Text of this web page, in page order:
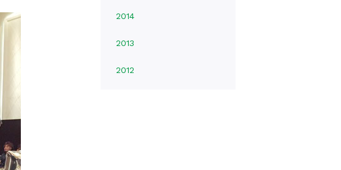
2014
2013
2012